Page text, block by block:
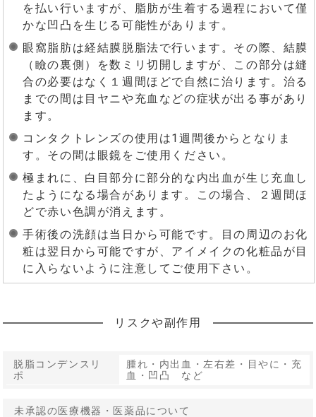
を払い行いますが、脂肪が生着する過程において僅
かな凹凸を生じる可能性があります。
眼窩脂肪は経結膜脱脂法で行います。その際、結膜
（瞼の裏側）を数ミリ切開しますが、この部分は縫
合の必要はなく１週間ほどで自然に治ります。治る
までの間は目ヤニや充血などの症状が出る事があり
ます。
コンタクトレンズの使用は1週間後からとなりま
す。その間は眼鏡をご使用ください。
極まれに、白目部分に部分的な内出血が生じ充血し
たようになる場合があります。この場合、２週間ほ
どで赤い色調が消えます。
手術後の洗顔は当日から可能です。目の周辺のお化
粧は翌日から可能ですが、アイメイクの化粧品が目
に入らないように注意してご使用下さい。
リスクや副作用
脱脂コンデンスリ
ポ
腫れ・内出血・左右差・目やに・充
血・凹凸 など
未承認の医療機器・医薬品について